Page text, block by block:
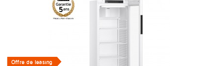
Offre de leasing
Offre de leasing